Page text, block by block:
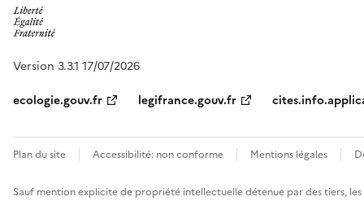
Version 3.3.1 17/07/2026
ecologie.gouv.fr
legifrance.gouv.fr
Plan du site Accessibilité: non conforme Mentions légales
Sauf mention explicite de propriété intellectuelle détenue par des tiers,